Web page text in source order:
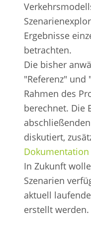
Ergebnisse
betrachten.
Die bisher
"Referenz" und
Rahmen des
berechnet. Die
abschließenden
diskutiert,
Dokumentation
In Zukunft
Szenarien
aktuell
erstellt werden.